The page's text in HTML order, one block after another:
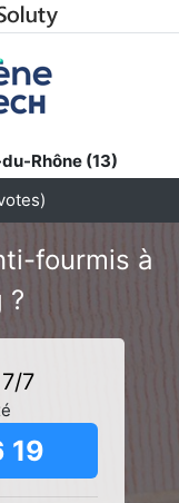
Rhône (13)
fourmis à
?
7
19